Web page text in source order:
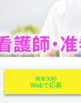
簡単30秒
Webで応募